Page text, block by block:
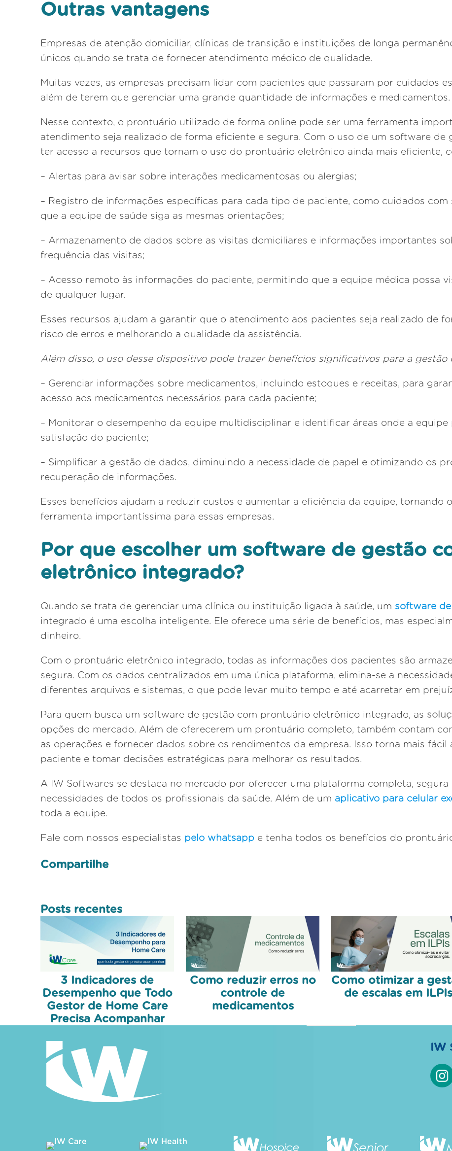
Outras vantagens
Empresas de atenção domiciliar, clínicas de transição e instituições de longa
únicos quando se trata de fornecer atendimento médico de qualidade.
Muitas vezes, as empresas precisam lidar com pacientes que passaram por cuidados
além de terem que gerenciar uma grande quantidade de informações e medicamentos.
Nesse contexto, o prontuário utilizado de forma online pode ser uma ferramenta
atendimento seja realizado de forma eficiente e segura. Com o uso de um software
ter acesso a recursos que tornam o uso do prontuário eletrônico ainda mais eficiente,
– Alertas para avisar sobre interações medicamentosas ou alergias;
– Registro de informações específicas para cada tipo de paciente, como cuidados
que a equipe de saúde siga as mesmas orientações;
– Armazenamento de dados sobre as visitas domiciliares e informações importantes
frequência das visitas;
– Acesso remoto às informações do paciente, permitindo que a equipe médica possa
de qualquer lugar.
Esses recursos ajudam a garantir que o atendimento aos pacientes seja realizado de
risco de erros e melhorando a qualidade da assistência.
Além disso, o uso desse dispositivo pode trazer benefícios significativos para a gestão
– Gerenciar informações sobre medicamentos, incluindo estoques e receitas, para
acesso aos medicamentos necessários para cada paciente;
– Monitorar o desempenho da equipe multidisciplinar e identificar áreas onde a equipe
satisfação do paciente;
– Simplificar a gestão de dados, diminuindo a necessidade de papel e otimizando os
recuperação de informações.
Esses benefícios ajudam a reduzir custos e aumentar a eficiência da equipe, tornando
ferramenta importantíssima para essas empresas.
Por que escolher um software de gestão
eletrônico integrado?
Quando se trata de gerenciar uma clínica ou instituição ligada à saúde, um software
integrado é uma escolha inteligente. Ele oferece uma série de benefícios, mas
dinheiro.
Com o prontuário eletrônico integrado, todas as informações dos pacientes são
segura. Com os dados centralizados em uma única plataforma, elimina-se a
diferentes arquivos e sistemas, o que pode levar muito tempo e até acarretar em
Para quem busca um software de gestão com prontuário eletrônico integrado, as
opções do mercado. Além de oferecerem um prontuário completo, também contam
as operações e fornecer dados sobre os rendimentos da empresa. Isso torna mais
paciente e tomar decisões estratégicas para melhorar os resultados.
A IW Softwares se destaca no mercado por oferecer uma plataforma completa, segura
necessidades de todos os profissionais da saúde. Além de um aplicativo para celular
toda a equipe.
Fale com nossos especialistas pelo whatsapp e tenha todos os benefícios do
Compartilhe
Posts recentes
3 Indicadores de
Desempenho que Todo
Gestor de Home Care
Precisa Acompanhar
Como reduzir erros no
controle de
medicamentos
Como otimizar a
de escalas em ILPIs
IW